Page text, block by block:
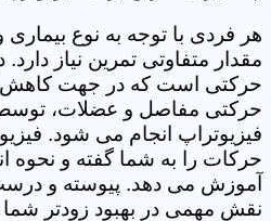
هر فردی با توجه به نوع
مقدار متفاوتی تمرین نیاز
حرکتی است که در جهت کاهش
حرکتی مفاصل و عضلات، توسط
فیزیوتراپ انجام می شود.
حرکات را به شما گفته و نحوه
آموزش می دهد. پیوسته و
نقش مهمی در بهبود زودتر شما